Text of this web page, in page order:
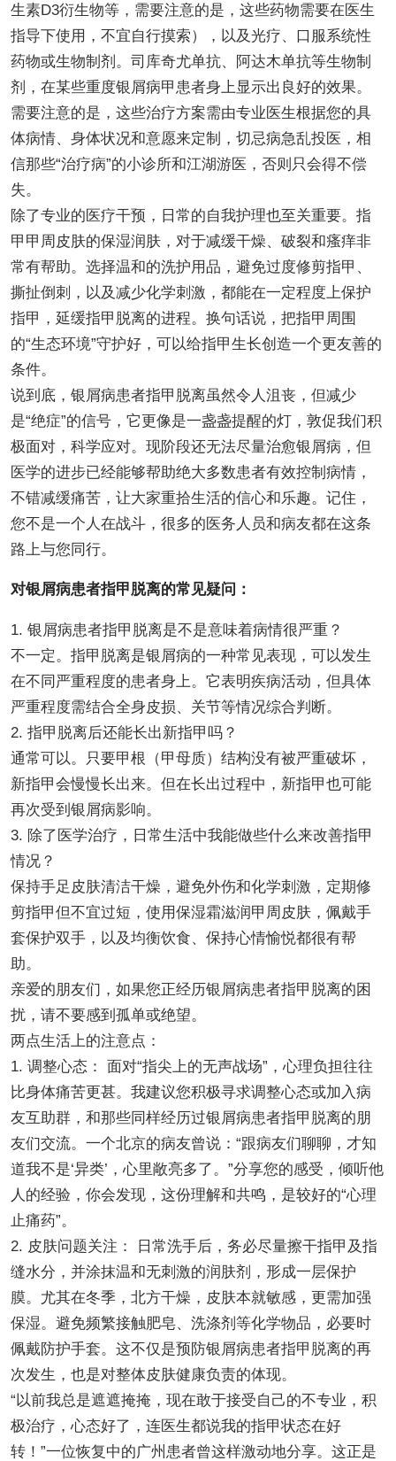
生素D3衍生物等，需要注意的是，这些药物需要在医生
指导下使用，不宜自行摸索），以及光疗、口服系统性
药物或生物制剂。司库奇尤单抗、阿达木单抗等生物制
剂，在某些重度银屑病甲患者身上显示出良好的效果。
需要注意的是，这些治疗方案需由专业医生根据您的具
体病情、身体状况和意愿来定制，切忌病急乱投医，相
信那些“治疗病”的小诊所和江湖游医，否则只会得不偿
失。
除了专业的医疗干预，日常的自我护理也至关重要。指
甲甲周皮肤的保湿润肤，对于减缓干燥、破裂和瘙痒非
常有帮助。选择温和的洗护用品，避免过度修剪指甲、
撕扯倒刺，以及减少化学刺激，都能在一定程度上保护
指甲，延缓指甲脱离的进程。换句话说，把指甲周围
的“生态环境”守护好，可以给指甲生长创造一个更友善的
条件。
说到底，银屑病患者指甲脱离虽然令人沮丧，但减少
是“绝症”的信号，它更像是一盏盏提醒的灯，敦促我们积
极面对，科学应对。现阶段还无法尽量治愈银屑病，但
医学的进步已经能够帮助绝大多数患者有效控制病情，
不错减缓痛苦，让大家重拾生活的信心和乐趣。记住，
您不是一个人在战斗，很多的医务人员和病友都在这条
路上与您同行。
对银屑病患者指甲脱离的常见疑问：
1. 银屑病患者指甲脱离是不是意味着病情很严重？
不一定。指甲脱离是银屑病的一种常见表现，可以发生
在不同严重程度的患者身上。它表明疾病活动，但具体
严重程度需结合全身皮损、关节等情况综合判断。
2. 指甲脱离后还能长出新指甲吗？
通常可以。只要甲根（甲母质）结构没有被严重破坏，
新指甲会慢慢长出来。但在长出过程中，新指甲也可能
再次受到银屑病影响。
3. 除了医学治疗，日常生活中我能做些什么来改善指甲
情况？
保持手足皮肤清洁干燥，避免外伤和化学刺激，定期修
剪指甲但不宜过短，使用保湿霜滋润甲周皮肤，佩戴手
套保护双手，以及均衡饮食、保持心情愉悦都很有帮
助。
亲爱的朋友们，如果您正经历银屑病患者指甲脱离的困
扰，请不要感到孤单或绝望。
两点生活上的注意点：
1. 调整心态： 面对“指尖上的无声战场”，心理负担往往
比身体痛苦更甚。我建议您积极寻求调整心态或加入病
友互助群，和那些同样经历过银屑病患者指甲脱离的朋
友们交流。一个北京的病友曾说：“跟病友们聊聊，才知
道我不是‘异类’，心里敞亮多了。”分享您的感受，倾听他
人的经验，你会发现，这份理解和共鸣，是较好的“心理
止痛药”。
2. 皮肤问题关注： 日常洗手后，务必尽量擦干指甲及指
缝水分，并涂抹温和无刺激的润肤剂，形成一层保护
膜。尤其在冬季，北方干燥，皮肤本就敏感，更需加强
保湿。避免频繁接触肥皂、洗涤剂等化学物品，必要时
佩戴防护手套。这不仅是预防银屑病患者指甲脱离的再
次发生，也是对整体皮肤健康负责的体现。
“以前我总是遮遮掩掩，现在敢于接受自己的不专业，积
极治疗，心态好了，连医生都说我的指甲状态在好
转！”一位恢复中的广州患者曾这样激动地分享。这正是